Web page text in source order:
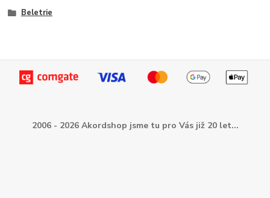
Beletrie
2006 - 2026 Akordshop jsme tu pro Vás již 20 let...